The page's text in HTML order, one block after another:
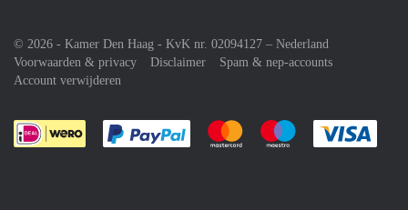
© 2026 - Kamer Den Haag - KvK nr. 02094127 – Nederland
Voorwaarden & privacy
Disclaimer
Spam & nep-accounts
Account verwijderen
Je rekent gemakkelijk af met Paypal
Je rekent gemakkelijk af met
Je rekent